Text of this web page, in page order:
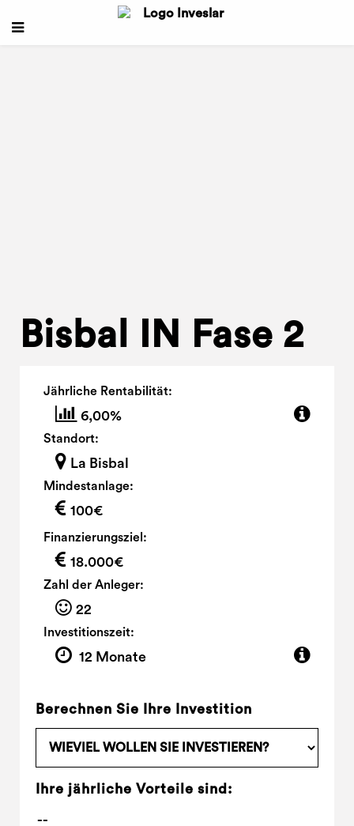
Bisbal IN Fase 2
Jährliche Rentabilität:
6,00%
Standort:
La Bisbal
Mindestanlage:
100€
Finanzierungsziel:
18.000€
Zahl der Anleger:
22
Investitionszeit:
12 Monate
Berechnen Sie Ihre Investition
Ihre jährliche Vorteile sind: